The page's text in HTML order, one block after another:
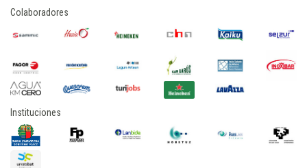
Colaboradores
Instituciones